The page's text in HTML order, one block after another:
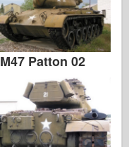
M47 Patton 02